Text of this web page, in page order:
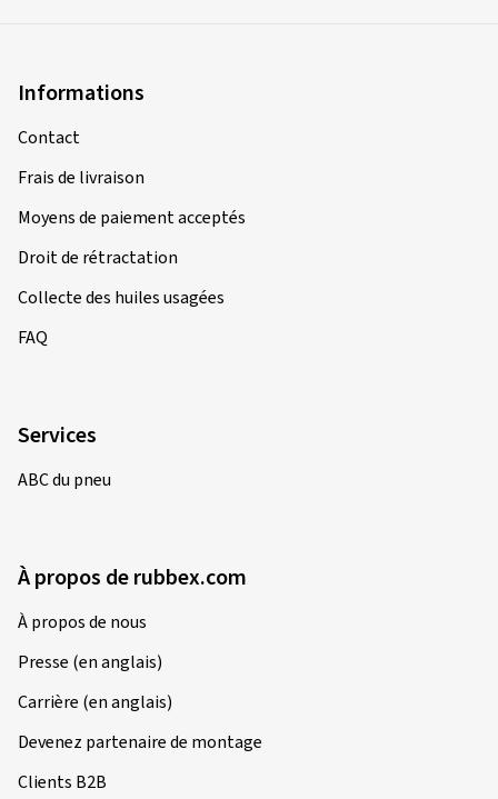
Informations
Contact
Frais de livraison
Moyens de paiement acceptés
Droit de rétractation
Collecte des huiles usagées
FAQ
Services
ABC du pneu
À propos de rubbex.com
À propos de nous
Presse (en anglais)
Carrière (en anglais)
Devenez partenaire de montage
Clients B2B